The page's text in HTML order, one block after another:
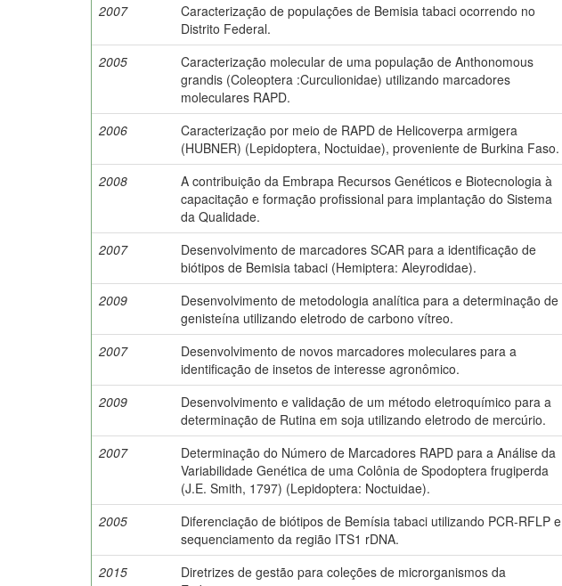
2007
Caracterização de populações de Bemisia tabaci ocorrendo no
Distrito Federal.
2005
Caracterização molecular de uma população de Anthonomous
grandis (Coleoptera :Curculionidae) utilizando marcadores
moleculares RAPD.
2006
Caracterização por meio de RAPD de Helicoverpa armigera
(HUBNER) (Lepidoptera, Noctuidae), proveniente de Burkina Faso.
2008
A contribuição da Embrapa Recursos Genéticos e Biotecnologia à
capacitação e formação profissional para implantação do Sistema
da Qualidade.
2007
Desenvolvimento de marcadores SCAR para a identificação de
biótipos de Bemisia tabaci (Hemiptera: Aleyrodidae).
2009
Desenvolvimento de metodologia analítica para a determinação de
genisteína utilizando eletrodo de carbono vítreo.
2007
Desenvolvimento de novos marcadores moleculares para a
identificação de insetos de interesse agronômico.
2009
Desenvolvimento e validação de um método eletroquímico para a
determinação de Rutina em soja utilizando eletrodo de mercúrio.
2007
Determinação do Número de Marcadores RAPD para a Análise da
Variabilidade Genética de uma Colônia de Spodoptera frugiperda
(J.E. Smith, 1797) (Lepidoptera: Noctuidae).
2005
Diferenciação de biótipos de Bemísia tabaci utilizando PCR-RFLP e
sequenciamento da região ITS1 rDNA.
2015
Diretrizes de gestão para coleções de microrganismos da